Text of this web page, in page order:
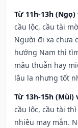
Từ 11h-13h
cầu lộc, cầu tài
Người đi xa chưa
hướng Nam thì
mâu thuẫn hay
lâu la nhưng tốt
Từ 13h-15h (Mùi)
cầu lộc, cầu tài
nhiều may mắn.